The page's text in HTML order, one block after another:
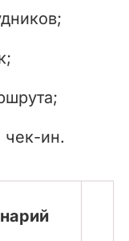
ин.